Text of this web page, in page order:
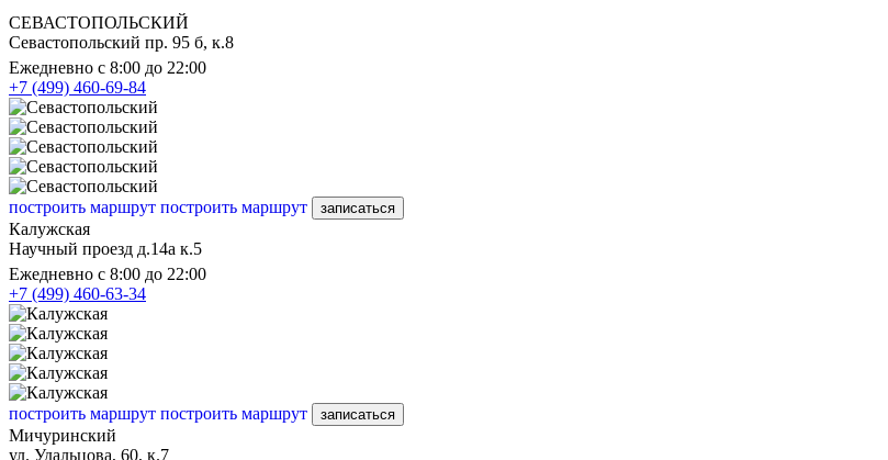
СЕВАСТОПОЛЬСКИЙ
Севастопольский пр. 95 б, к.8
Ежедневно с 8:00 до 22:00
+7 (499) 460-69-84
построить маршрут построить маршрут записаться
Калужская
Научный проезд д.14а к.5
Ежедневно с 8:00 до 22:00
+7 (499) 460-63-34
построить маршрут построить маршрут записаться
Мичуринский
ул. Удальцова, 60, к.7